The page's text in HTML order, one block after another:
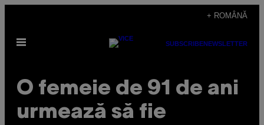
content
+ ROMÂNĂ
Open
SUBSCRIBENEWSLETTER
​O femeie de 91 de ani
urmează să fie